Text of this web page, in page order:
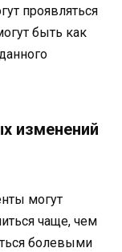
проявляться
быть как
изменений
могут
чаще, чем
болевыми